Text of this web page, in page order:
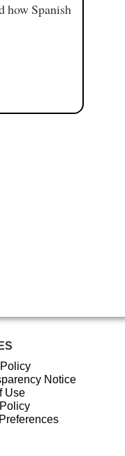
how Spanish
Notice
Use